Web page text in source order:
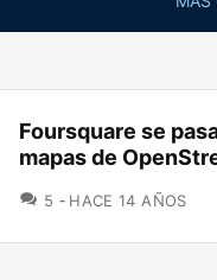
Foursquare se
mapas de
5 COMENTARIOS
HACE 14 AÑOS